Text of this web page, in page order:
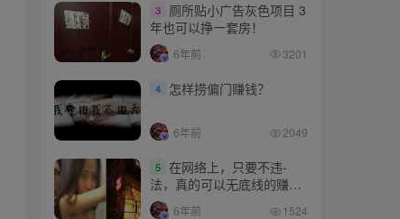
3
厕所贴小广告灰色项目 3
年也可以挣一套房！
6年前 3201
4 怎样捞偏门赚钱？
6年前 2049
5 在网络上，只要不违-
法，真的可以无底线的赚钱
吗？
6年前 1524